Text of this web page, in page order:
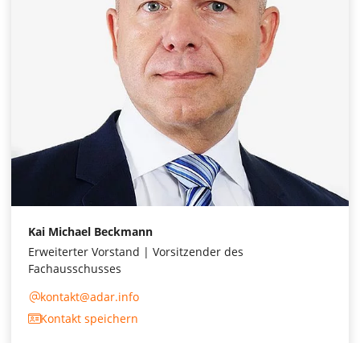
Kai Michael Beckmann
Erweiterter Vorstand | Vorsitzender des
Fachausschusses
kontakt@adar.info
Kontakt speichern